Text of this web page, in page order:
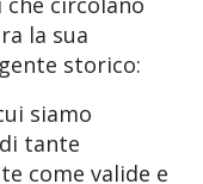
la sua
storico:
siamo
tante
come valide e